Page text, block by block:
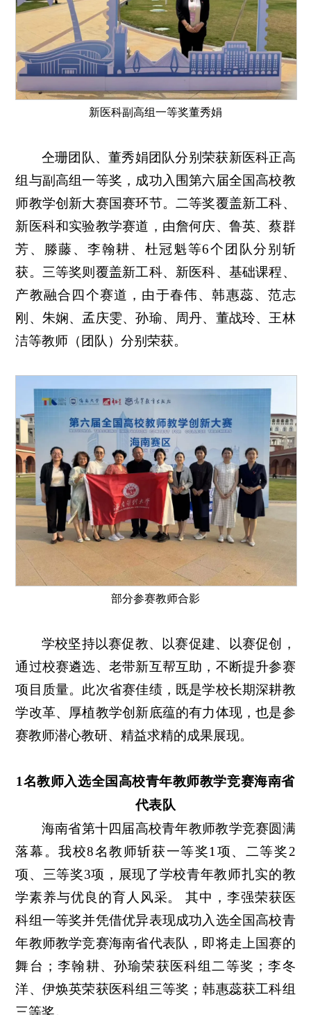
新医科副高组一等奖董秀娟
仝珊团队、董秀娟团队分别荣获新医科正高
组与副高组一等奖，成功入围第六届全国高校教
师教学创新大赛国赛环节。二等奖覆盖新工科、
新医科和实验教学赛道，由詹何庆、鲁英、蔡群
芳、滕藤、李翰耕、杜冠魁等6个团队分别斩
获。三等奖则覆盖新工科、新医科、基础课程、
产教融合四个赛道，由于春伟、韩惠蕊、范志
刚、朱娴、孟庆雯、孙瑜、周丹、董战玲、王林
洁等教师（团队）分别荣获。
部分参赛教师合影
学校坚持以赛促教、以赛促建、以赛促创，
通过校赛遴选、老带新互帮互助，不断提升参赛
项目质量。此次省赛佳绩，既是学校长期深耕教
学改革、厚植教学创新底蕴的有力体现，也是参
赛教师潜心教研、精益求精的成果展现。
1名教师入选全国高校青年教师教学竞赛海南省
代表队
海南省第十四届高校青年教师教学竞赛圆满
落幕。我校8名教师斩获一等奖1项、二等奖2
项、三等奖3项，展现了学校青年教师扎实的教
学素养与优良的育人风采。 其中，李强荣获医
科组一等奖并凭借优异表现成功入选全国高校青
年教师教学竞赛海南省代表队，即将走上国赛的
舞台；李翰耕、孙瑜荣获医科组二等奖；李冬
洋、伊焕英荣获医科组三等奖；韩惠蕊获工科组